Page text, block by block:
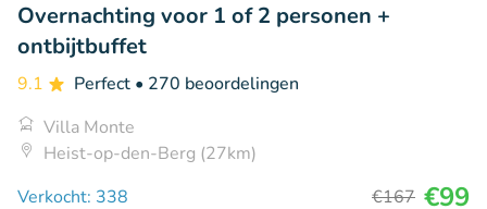
Overnachting voor 1 of 2 personen +
ontbijtbuffet
9.1 Perfect • 270 beoordelingen
Villa Monte
Heist-op-den-Berg (27km)
Verkocht: 338
€167 €99